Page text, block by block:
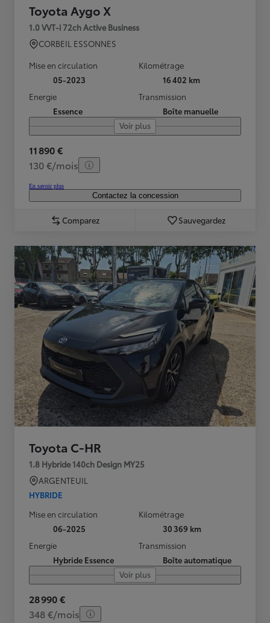
Toyota Aygo X
1.0 VVT-i 72ch Active Business
CORBEIL ESSONNES
Mise en circulation
05-2023
Kilométrage
16 402 km
Energie
Essence
Transmission
Boîte manuelle
Voir plus
11 890 €
130 €/mois
En savoir plus
Contactez la concession
Comparez Sauvegardez
Toyota C-HR
1.8 Hybride 140ch Design MY25
ARGENTEUIL
HYBRIDE
Mise en circulation
06-2025
Kilométrage
30 369 km
Energie
Hybride Essence
Transmission
Boîte automatique
Voir plus
28 990 €
348 €/mois